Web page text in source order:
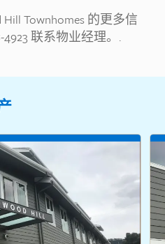
Townhomes 的更多信
联系物业经理。.